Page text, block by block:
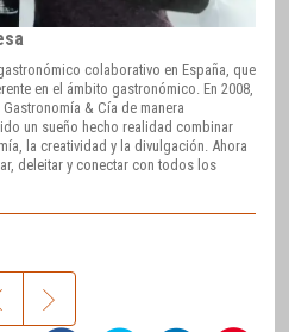
colaborativo en España, que
en el ámbito gastronómico. En 2008,
& Cía de manera
un sueño hecho realidad combinar
la creatividad y la divulgación. Ahora
deleitar y conectar con todos los